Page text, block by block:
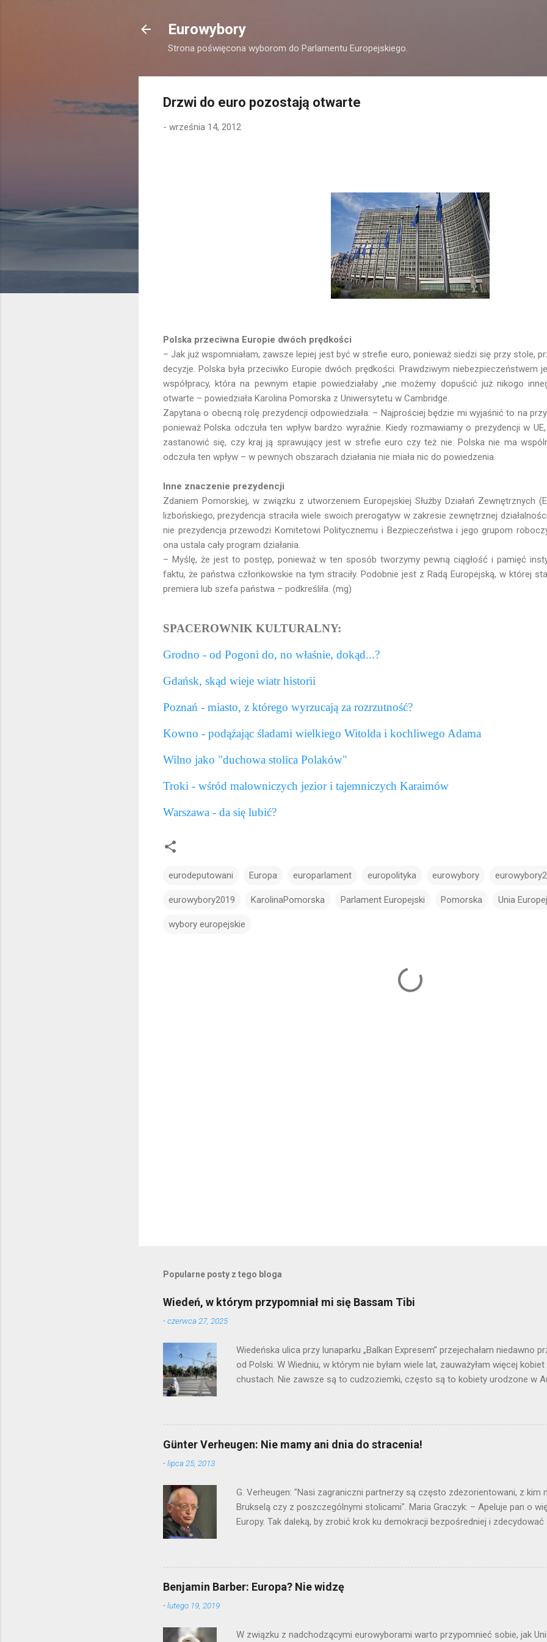
Eurowybory
Strona poświęcona wyborom do Parlamentu Europejskiego.
Drzwi do euro pozostają otwarte
- września 14, 2012
Polska przeciwna Europie dwóch prędkości
– Jak już wspomniałam, zawsze lepiej jest być w strefie euro, ponieważ siedzi się przy stole,
decyzje. Polska była przeciwko Europie dwóch prędkości. Prawdziwym niebezpieczeństwem
współpracy, która na pewnym etapie powiedziałaby „nie możemy dopuścić już nikogo
otwarte – powiedziała Karolina Pomorska z Uniwersytetu w Cambridge.
Zapytana o obecną rolę prezydencji odpowiedziała: – Najprościej będzie mi wyjaśnić to na
ponieważ Polska odczuła ten wpływ bardzo wyraźnie. Kiedy rozmawiamy o prezydencji w
zastanowić się, czy kraj ją sprawujący jest w strefie euro czy też nie. Polska nie ma
odczuła ten wpływ – w pewnych obszarach działania nie miała nic do powiedzenia.
Inne znaczenie prezydencji
Zdaniem Pomorskiej, w związku z utworzeniem Europejskiej Służby Działań Zewnętrznych
lizbońskiego, prezydencja straciła wiele swoich prerogatyw w zakresie zewnętrznej
nie prezydencja przewodzi Komitetowi Politycznemu i Bezpieczeństwa i jego grupom
ona ustala cały program działania.
– Myślę, że jest to postęp, ponieważ w ten sposób tworzymy pewną ciągłość i pamięć
faktu, że państwa członkowskie na tym straciły. Podobnie jest z Radą Europejską, w której
premiera lub szefa państwa – podkreśliła. (mg)
SPACEROWNIK KULTURALNY:
Grodno - od Pogoni do, no właśnie, dokąd...?
Gdańsk, skąd wieje wiatr historii
Poznań - miasto, z którego wyrzucają za rozrzutność?
Kowno - podążając śladami wielkiego Witolda i kochliwego Adama
Wilno jako "duchowa stolica Polaków"
Troki - wśród malowniczych jezior i tajemniczych Karaimów
Warszawa - da się lubić?
eurodeputowani Europa europarlament europolityka eurowybory
eurowybory2019 KarolinaPomorska Parlament Europejski Pomorska Unia
wybory europejskie
Popularne posty z tego bloga
Wiedeń, w którym przypomniał mi się Bassam Tibi
-czerwca 27, 2025
Wiedeńska ulica przy lunaparku „Balkan Expresem” przejechałam niedawno
od Polski. W Wiedniu, w którym nie byłam wiele lat, zauważyłam więcej
chustach. Nie zawsze są to cudzoziemki, często są to kobiety urodzone w
syryjskiego pochodzenia. I jego rosnący pesymizm. Profesor Tibi ukuł
nawołując polityków do stworzenia mostu między Europejczykami a
miał się opierać na europeizacji islamu, na jego reformowaniu. Kilka lat temu
magazynie „Cicero”: „Islam chuściany jest przeciwieństwem euroislamu. (…)
Günter Verheugen: Nie mamy ani dnia do stracenia!
-lipca 25, 2013
G. Verheugen: "Nasi zagraniczni partnerzy są często zdezorientowani, z kim
Brukselą czy z poszczególnymi stolicami". Maria Graczyk: – Apeluje pan o
Europy. Tak daleką, by zrobić krok ku demokracji bezpośredniej i zdecydować
do zwiększenia udziału obywateli UE w podejmowaniu decyzji. Jednak nie
powstaje też kilka trudnych pytań. W przypadku ogólnoeuropejskiego
państwach członkowskich, w których większość obywateli zagłosowała
poziomie UE może być ważniejsza od większości na poziomie państw
Benjamin Barber: Europa? Nie widzę
-lutego 19, 2019
W związku z nadchodzącymi eurowyborami warto przypomnieć sobie, jak